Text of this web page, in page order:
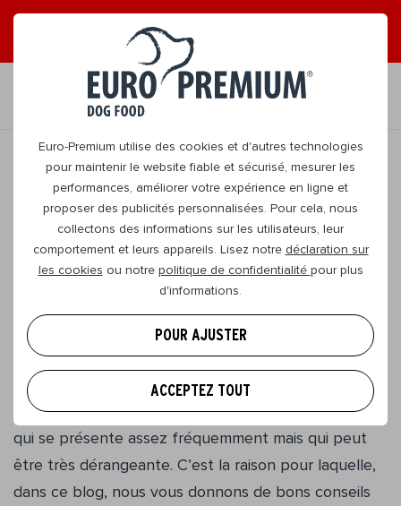
Euro-Premium utilise des cookies et d'autres technologies
pour maintenir le website fiable et sécurisé, mesurer les
performances, améliorer votre expérience en ligne et
proposer des publicités personnalisées. Pour cela, nous
collectons des informations sur les utilisateurs, leur
comportement et leurs appareils. Lisez notre déclaration sur
les cookies ou notre politique de confidentialité pour plus
d'informations.
POUR AJUSTER
ACCEPTEZ TOUT
LISEZ NOS MAGAZINES EN LIGNE GRATUITS !
FR
RETOURNER
Rétablissez la flore intestinale de
Votre chien souffre parfois deflatulences
diarrhée ou d’autres problèmes de santé ? Dans ce
cas, il se peut qu’il ait un petit souci d’intestins. Un
déséquilibre de la flore intestinale est une affection
qui se présente assez fréquemment mais qui peut
être très dérangeante. C’est la raison pour laquelle,
dans ce blog, nous vous donnons de bons conseils